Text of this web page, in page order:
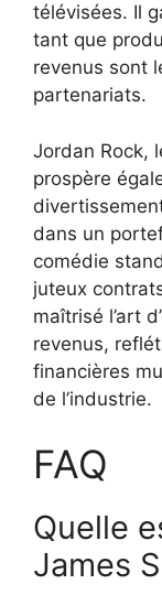
télévisées. Il
tant que
revenus sont
partenariats.
Jordan Rock,
prospère
dans un
comédie
juteux
maîtrisé l’art
revenus,
financières
de l’industrie.
FAQ
Quelle
James